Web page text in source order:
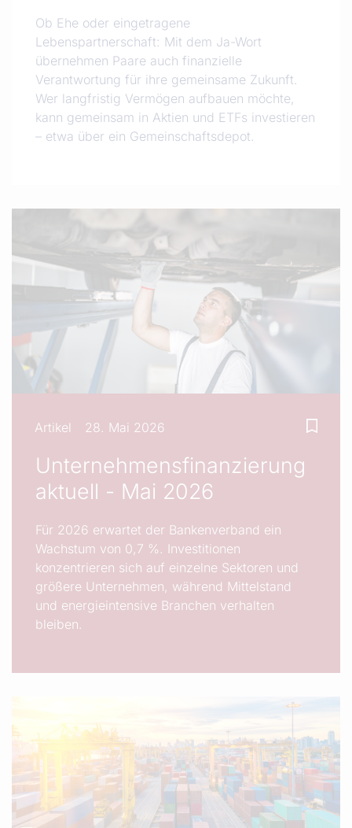
Ob Ehe oder eingetragene
Lebenspartnerschaft: Mit dem Ja-Wort
übernehmen Paare auch finanzielle
Verantwortung für ihre gemeinsame Zukunft.
Wer langfristig Vermögen aufbauen möchte,
kann gemeinsam in Aktien und ETFs investieren
– etwa über ein Gemeinschaftsdepot.
Artikel 28. Mai 2026
Unternehmensfinanzierung
aktuell - Mai 2026
Für 2026 erwartet der Bankenverband ein
Wachstum von 0,7 %. Investitionen
konzentrieren sich auf einzelne Sektoren und
größere Unternehmen, während Mittelstand
und energieintensive Branchen verhalten
bleiben.